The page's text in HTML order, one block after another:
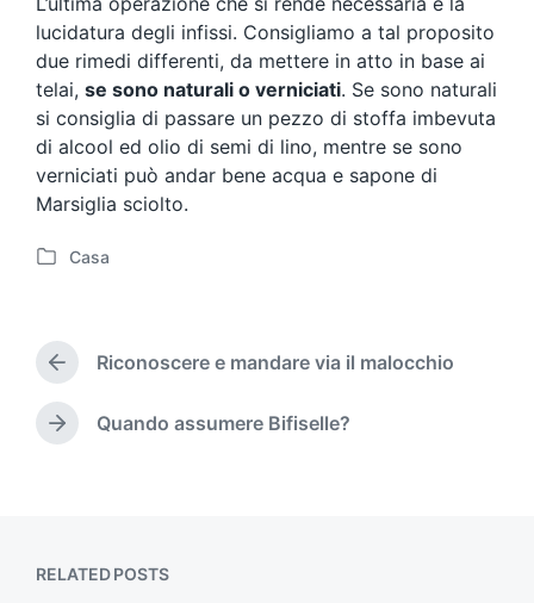
lucidatura degli infissi. Consigliamo a tal proposito
due rimedi differenti, da mettere in atto in base ai
telai, se sono naturali o verniciati. Se sono naturali
si consiglia di passare un pezzo di stoffa imbevuta
di alcool ed olio di semi di lino, mentre se sono
verniciati può andar bene acqua e sapone di
Marsiglia sciolto.
P
e
i
n
Casa
P
r
e
v
p
o
Riconoscere e mandare via il malocchio
N
s
Quando assumere Bifiselle?
RELATED POSTS